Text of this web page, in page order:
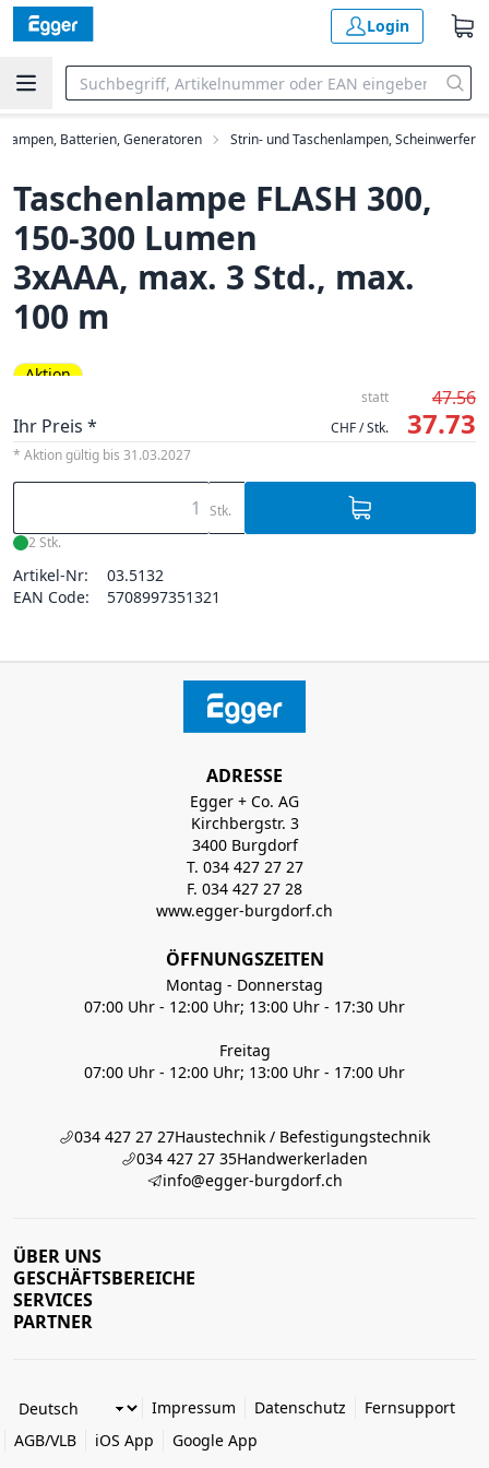
Login
Lampen, Batterien, Generatoren Strin- und Taschenlampen, Scheinwerfer
Taschenlampe FLASH 300,
150-300 Lumen
3xAAA, max. 3 Std., max.
100 m
Aktion
statt
47.56
Ihr Preis *
CHF / Stk. 37.73
* Aktion gültig bis 31.03.2027
Stk.
2 Stk.
Artikel-Nr:
03.5132
EAN Code:
5708997351321
ADRESSE
Egger + Co. AG
Kirchbergstr. 3
3400 Burgdorf
T. 034 427 27 27
F. 034 427 27 28
www.egger-burgdorf.ch
ÖFFNUNGSZEITEN
Montag - Donnerstag
07:00 Uhr - 12:00 Uhr; 13:00 Uhr - 17:30 Uhr
Freitag
07:00 Uhr - 12:00 Uhr; 13:00 Uhr - 17:00 Uhr
034 427 27 27Haustechnik / Befestigungstechnik
034 427 27 35Handwerkerladen
info@egger-burgdorf.ch
ÜBER UNS
GESCHÄFTSBEREICHE
SERVICES
PARTNER
Impressum Datenschutz
Fernsupport
AGB/VLB
iOS App Google App